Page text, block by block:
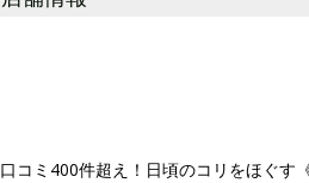
口コミ400件超え！日頃のコリをほぐす